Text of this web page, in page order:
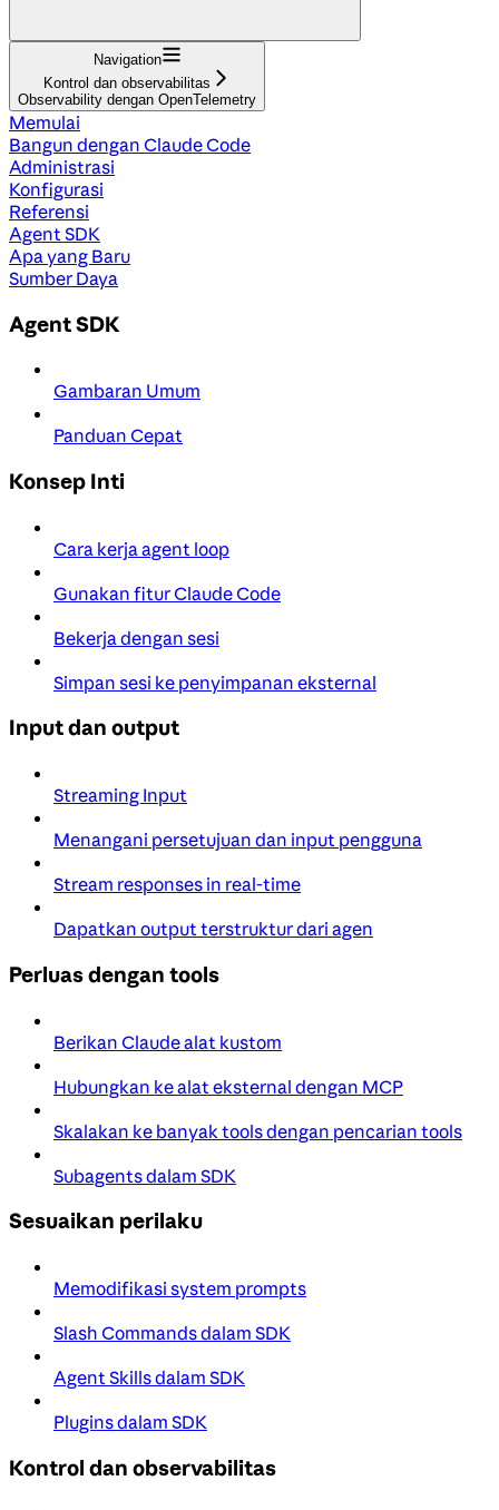
Navigation
Kontrol dan observabilitas
Observability dengan OpenTelemetry
Memulai
Bangun dengan Claude Code
Administrasi
Konfigurasi
Referensi
Agent SDK
Apa yang Baru
Sumber Daya
Agent SDK
Gambaran Umum
Panduan Cepat
Konsep Inti
Cara kerja agent loop
Gunakan fitur Claude Code
Bekerja dengan sesi
Simpan sesi ke penyimpanan eksternal
Input dan output
Streaming Input
Menangani persetujuan dan input pengguna
Stream responses in real-time
Dapatkan output terstruktur dari agen
Perluas dengan tools
Berikan Claude alat kustom
Hubungkan ke alat eksternal dengan MCP
Skalakan ke banyak tools dengan pencarian tools
Subagents dalam SDK
Sesuaikan perilaku
Memodifikasi system prompts
Slash Commands dalam SDK
Agent Skills dalam SDK
Plugins dalam SDK
Kontrol dan observabilitas